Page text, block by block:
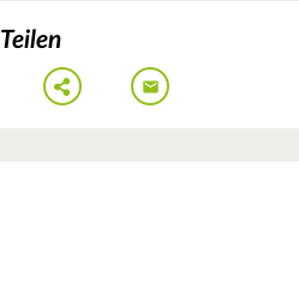
Teilen